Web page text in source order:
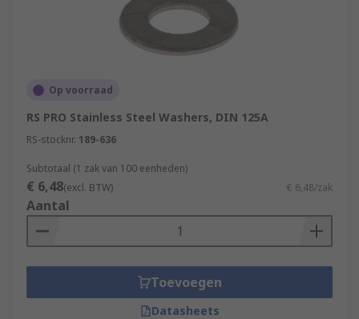
Op voorraad
RS PRO Stainless Steel Washers, DIN 125A
RS-stocknr. 189-636
Subtotaal (1 zak van 100 eenheden)
€ 6,48(excl. BTW) € 6,48/zak
Aantal
Toevoegen
Datasheets